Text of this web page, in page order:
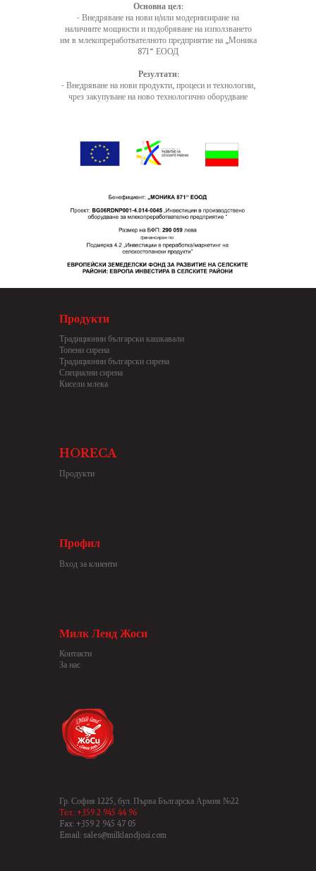
Основна цел:
- Внедряване на нови и/или модернизиране на
наличните мощности и подобряване на използването
им в млекопреработвателното предприятие на „Моника
871“ ЕООД
Резултати:
- Внедряване на нови продукти, процеси и технологии,
чрез закупуване на ново технологично оборудване
Продукти
Традиционни български кашкавали
Топени сирена
Традиционни български сирена
Специални сирена
Кисели млека
HORECA
Продукти
Профил
Вход за клиенти
Милк Ленд Жоси
Контакти
За нас
Гр. София 1225, бул. Първа Българска Армия №22
Тел.: +359 2 945 44 96
Fax: +359 2 945 47 05
Email: sales@milklandjosi.com